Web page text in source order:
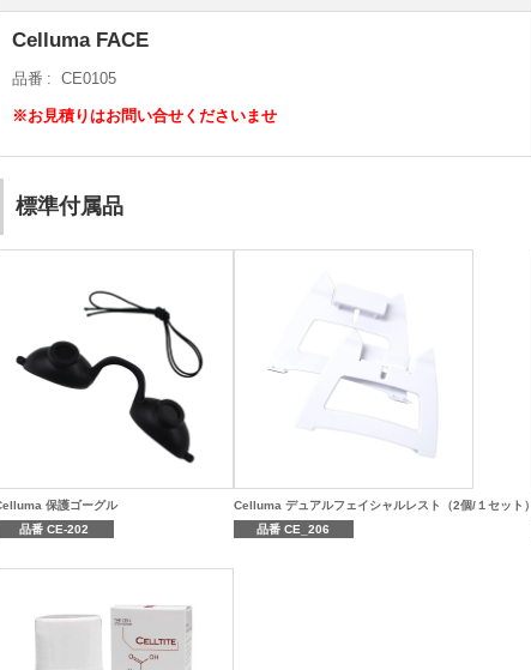
Celluma FACE
品番 CE0105
※お見積りはお問い合せくださいませ
標準付属品
保護ゴーグル
品番 CE-202
Celluma デュアルフェイシャルレスト（2個/１セット）
品番 CE_206